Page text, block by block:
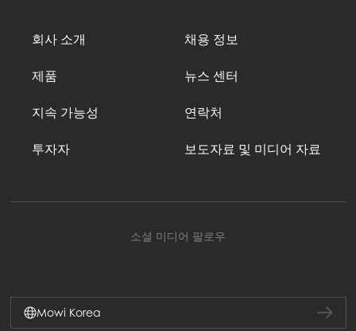
회사 소개
제품
지속 가능성
투자자
채용 정보
뉴스 센터
연락처
보도자료 및 미디어 자료
소셜 미디어 팔로우
Mowi Korea